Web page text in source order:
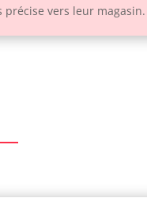
vers leur magasin.